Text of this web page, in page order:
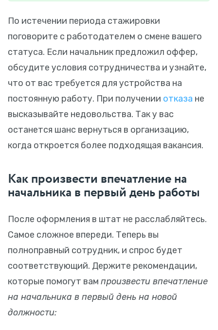
По истечении периода стажировки
поговорите с работодателем о смене вашего
статуса. Если начальник предложил оффер,
обсудите условия сотрудничества и узнайте,
что от вас требуется для устройства на
постоянную работу. При получении отказа не
высказывайте недовольства. Так у вас
останется шанс вернуться в организацию,
когда откроется более подходящая вакансия.
Как произвести впечатление на
начальника в первый день работы
После оформления в штат не расслабляйтесь.
Самое сложное впереди. Теперь вы
полноправный сотрудник, и спрос будет
соответствующий. Держите рекомендации,
которые помогут вам произвести впечатление
на начальника в первый день на новой
должности: